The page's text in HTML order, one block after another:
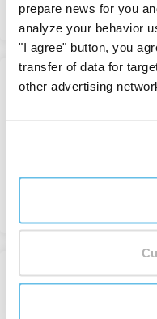
prepare news for you
analyze your behavior
"I agree" button, you
transfer of data for
other advertising